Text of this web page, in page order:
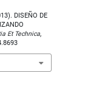
DISEÑO DE
Et Technica,